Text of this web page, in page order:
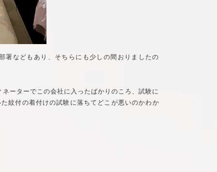
署などもあり、そちらにも少しの間おりましたの
ーターでこの会社に入ったばかりのころ、試験に
紋付の着付けの試験に落ちてどこが悪いのかわか